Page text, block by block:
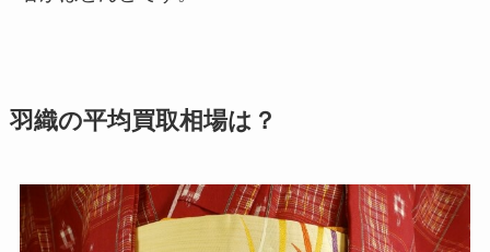
羽織の平均買取相場は？